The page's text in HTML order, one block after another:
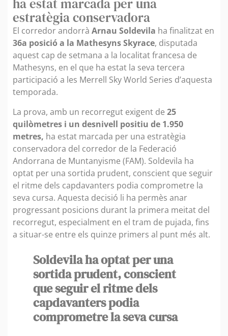
ha estat marcada per una
estratègia conservadora
El corredor andorrà Arnau Soldevila ha finalitzat en
36a posició a la Mathesyns Skyrace, disputada
aquest cap de setmana a la localitat francesa de
Mathesyns, en el que ha estat la seva tercera
participació a les Merrell Sky World Series d’aquesta
temporada.
La prova, amb un recorregut exigent de 25
quilòmetres i un desnivell positiu de 1.950
metres, ha estat marcada per una estratègia
conservadora del corredor de la Federació
Andorrana de Muntanyisme (FAM). Soldevila ha
optat per una sortida prudent, conscient que seguir
el ritme dels capdavanters podia comprometre la
seva cursa. Aquesta decisió li ha permès anar
progressant posicions durant la primera meitat del
recorregut, especialment en el tram de pujada, fins
a situar-se entre els quinze primers al punt més alt.
Soldevila ha optat per una
sortida prudent, conscient
que seguir el ritme dels
capdavanters podia
comprometre la seva cursa